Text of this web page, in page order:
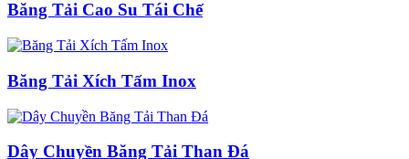
Băng Tải Cao Su Tái Chế
Băng Tải Xích Tấm Inox
Dây Chuyền Băng Tải Than Đá